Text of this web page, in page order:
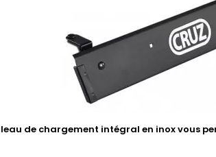
de chargement intégral en inox vous